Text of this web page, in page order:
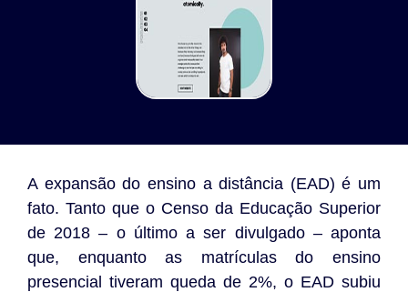
A expansão do ensino a distância (EAD) é um
fato. Tanto que o Censo da Educação Superior
de 2018 – o último a ser divulgado – aponta
que, enquanto as matrículas do ensino
presencial tiveram queda de 2%, o EAD subiu